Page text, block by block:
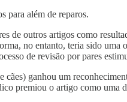
para além de reparos.
de outros artigos como
no entanto, teria sido
de revisão por pares
cães) ganhou um
premiou o artigo como uma